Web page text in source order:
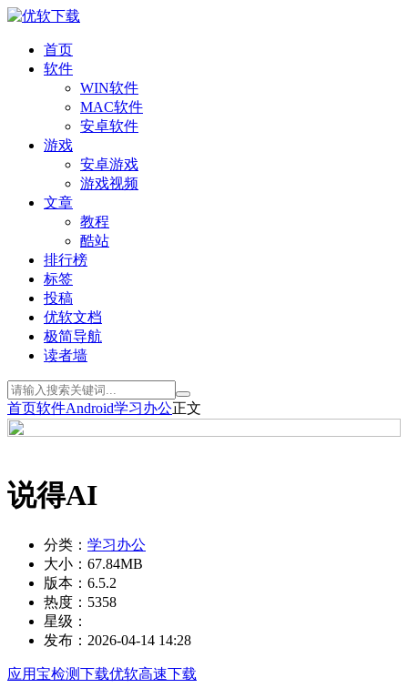
首页
软件
WIN软件
MAC软件
安卓软件
游戏
安卓游戏
游戏视频
文章
教程
酷站
排行榜
标签
投稿
优软文档
极简导航
读者墙
首页软件Android学习办公正文
说得AI
分类： 学习办公
大小： 67.84MB
版本： 6.5.2
热度： 5358
星级：
发布： 2026-04-14 14:28
应用宝检测下载优软高速下载